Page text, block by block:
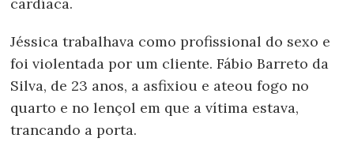
Jéssica trabalhava como profissional do sexo e
foi violentada por um cliente. Fábio Barreto da
Silva, de 23 anos, a asfixiou e ateou fogo no
quarto e no lençol em que a vítima estava,
trancando a porta.